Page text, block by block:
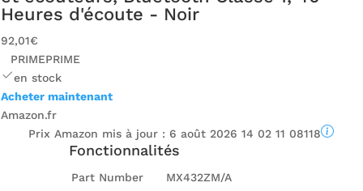
Heures d'écoute - Noir
92,01€
PRIMEPRIME
en stock
Acheter maintenant
Amazon.fr
Prix ​​Amazon mis à jour : 6 août 2026 14 02 11 08118
Fonctionnalités
Part Number
MX432ZM/A